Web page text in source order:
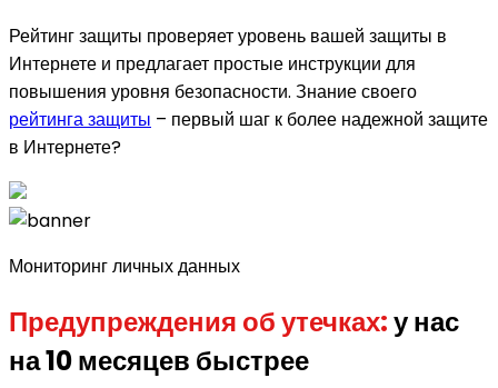
Рейтинг защиты проверяет уровень вашей защиты в
Интернете и предлагает простые инструкции для
повышения уровня безопасности. Знание своего
рейтинга защиты – первый шаг к более надежной защите
в Интернете?
Мониторинг личных данных
Предупреждения об утечках:у нас
на 10 месяцев быстрее